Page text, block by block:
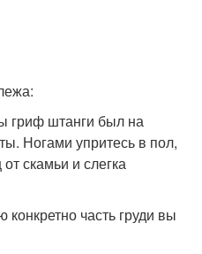
гриф штанги был на
Ногами упритесь в пол,
скамьи и слегка
конкретно часть груди вы